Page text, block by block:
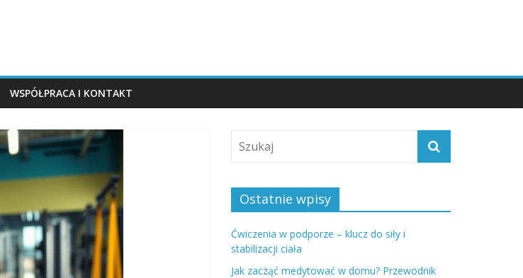
WSPÓŁPRACA I KONTAKT
Ostatnie wpisy
Ćwiczenia w podporze – klucz do siły i
stabilizacji ciała
Jak zacząć medytować w domu? Przewodnik